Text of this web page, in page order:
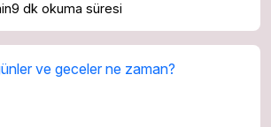
9 dk okuma süresi